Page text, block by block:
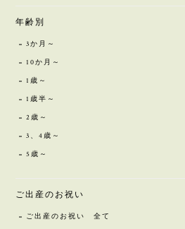
年齢別
3か月～
10か月～
1歳～
1歳半～
2歳～
3、4歳～
5歳～
ご出産のお祝い
ご出産のお祝い 全て